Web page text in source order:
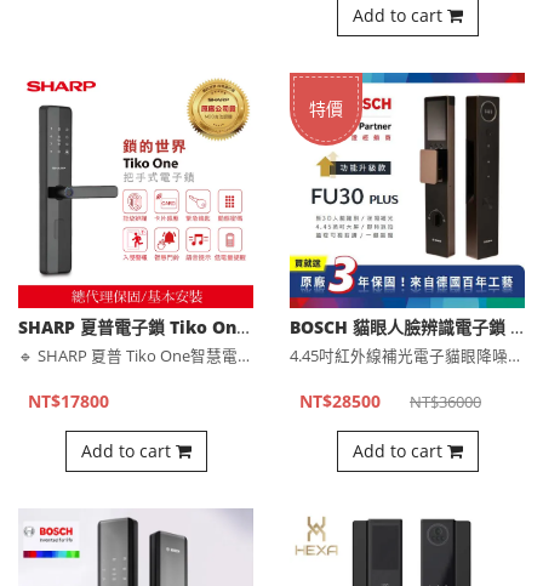
Add to cart
SHARP 夏普電子鎖 Tiko One 指紋/卡片/密碼/鑰匙
🔹 SHARP 夏普 Tiko One智慧電子鎖，解鎖更安心⋯
NT$17800
Add to cart
特價
BOSCH 貓眼人臉辨識電子鎖 FU30 Plus（公司貨)
4.45吋紅外線補光電子貓眼降噪鎖體，不怕擾鄰24小時雷達實⋯
NT$28500 NT$36000
Add to cart